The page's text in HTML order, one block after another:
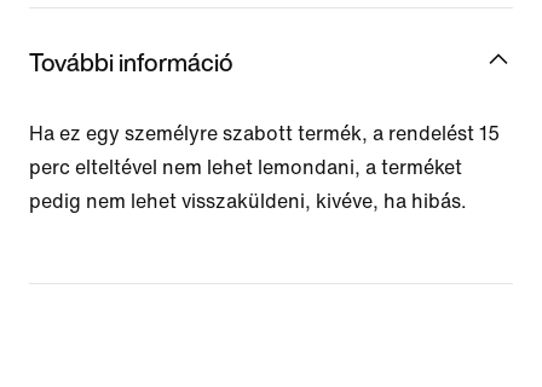
További információ
Ha ez egy személyre szabott termék, a rendelést 15
perc elteltével nem lehet lemondani, a terméket
pedig nem lehet visszaküldeni, kivéve, ha hibás.